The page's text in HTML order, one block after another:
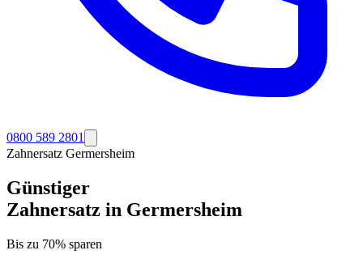
0800 589 2801
Zahnersatz Germersheim
Günstiger
Zahnersatz in Germersheim
Bis zu 70% sparen